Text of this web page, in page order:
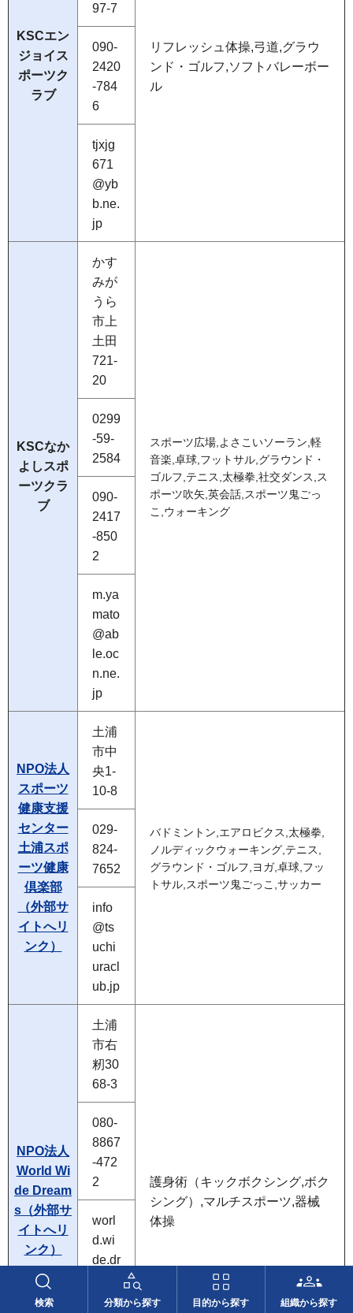
検索 分類から探す 目的から探す 組織から探す
KSCエン
ジョイス
ポーツク
ラブ
97-7
リフレッシュ体操,弓道,グラウ
ンド・ゴルフ,ソフトバレーボー
ル
090-
2420
-784
6
tjxjg
671
@yb
b.ne.
jp
KSCなか
よしスポ
ーツクラ
ブ
かす
みが
うら
市上
土田
721-
20
スポーツ広場,よさこいソーラン,軽
音楽,卓球,フットサル,グラウンド・
ゴルフ,テニス,太極拳,社交ダンス,ス
ポーツ吹矢,英会話,スポーツ鬼ごっ
こ,ウォーキング
0299
-59-
2584
090-
2417
-850
2
m.ya
mato
@ab
le.oc
n.ne.
jp
NPO法人
スポーツ
健康支援
センター
土浦スポ
ーツ健康
倶楽部
（外部サ
イトへリ
ンク）
土浦
市中
央1-
10-8
バドミントン,エアロビクス,太極拳,
ノルディックウォーキング,テニス,
グラウンド・ゴルフ,ヨガ,卓球,フッ
トサル,スポーツ鬼ごっこ,サッカー
029-
824-
7652
info
@ts
uchi
uracl
ub.jp
NPO法人
World Wi
de Dream
s（外部サ
イトへリ
ンク）
土浦
市右
籾30
68-3
護身術（キックボクシング,ボク
シング）,マルチスポーツ,器械
体操
080-
8867
-472
2
worl
d.wi
de.dr
s.20